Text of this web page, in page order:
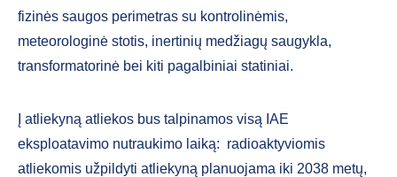
fizinės saugos perimetras su kontrolinėmis,
meteorologinė stotis, inertinių medžiagų saugykla,
transformatorinė bei kiti pagalbiniai statiniai.
Į atliekyną atliekos bus talpinamos visą IAE
eksploatavimo nutraukimo laiką: radioaktyviomis
atliekomis užpildyti atliekyną planuojama iki 2038 metų,